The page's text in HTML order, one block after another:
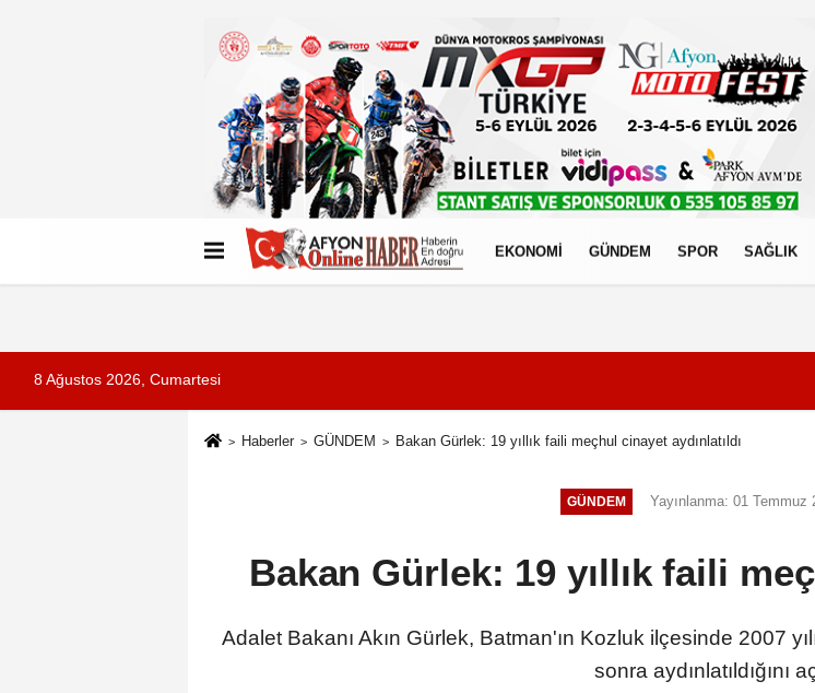
Künye İletişim Çerez Politikası
EKONOMİ GÜNDEM SPOR SAĞLIK
8 Ağustos 2026, Cumartesi
Haberler GÜNDEM Bakan Gürlek: 19 yıllık faili meçhul cinayet aydınlatıldı
GÜNDEM Yayınlanma: 01 Temmuz
Bakan Gürlek: 19 yıllık faili
Adalet Bakanı Akın Gürlek, Batman'ın Kozluk ilçesinde 2007
sonra aydınlatıldığını